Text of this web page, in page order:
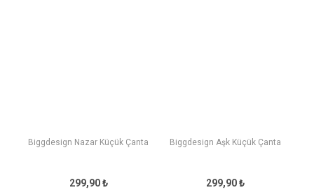
Biggdesign Nazar Küçük Çanta
299,90 ₺
Biggdesign Aşk Küçük Çanta
299,90 ₺